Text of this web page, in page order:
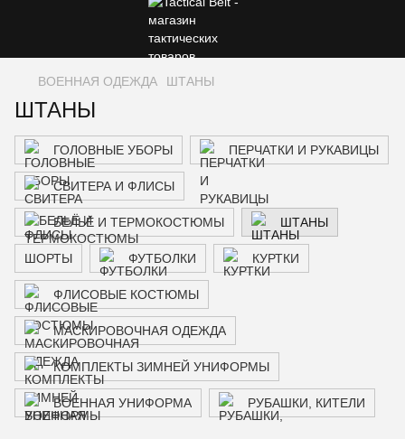
ВОЕННАЯ ОДЕЖДА ШТАНЫ
ШТАНЫ
ГОЛОВНЫЕ УБОРЫ ПЕРЧАТКИ И РУКАВИЦЫ
СВИТЕРА И ФЛИСЫ
БЕЛЬЁ И ТЕРМОКОСТЮМЫ ШТАНЫ
ШОРТЫ ФУТБОЛКИ КУРТКИ
ФЛИСОВЫЕ КОСТЮМЫ
МАСКИРОВОЧНАЯ ОДЕЖДА
КОМПЛЕКТЫ ЗИМНЕЙ УНИФОРМЫ
ВОЕННАЯ УНИФОРМА РУБАШКИ, КИТЕЛИ